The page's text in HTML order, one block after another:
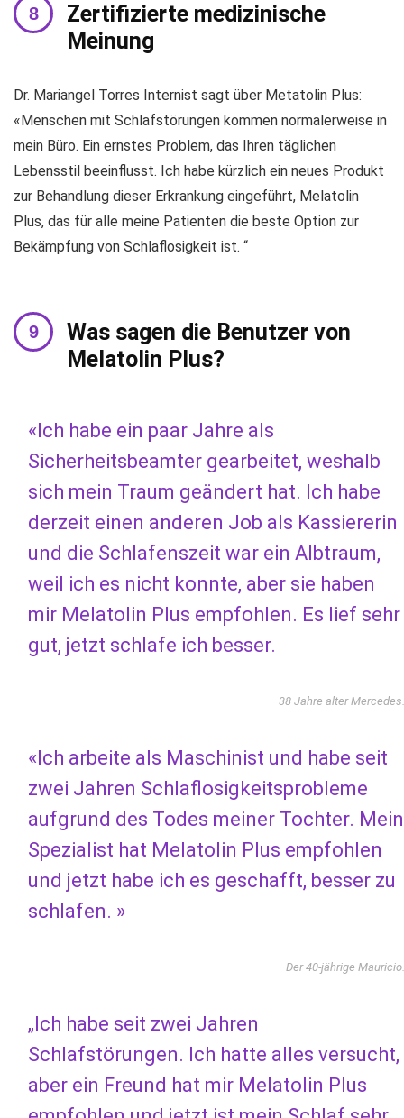
Zertifizierte medizinische
Meinung
Dr. Mariangel Torres Internist sagt über Metatolin Plus:
«Menschen mit Schlafstörungen kommen normalerweise in
mein Büro. Ein ernstes Problem, das Ihren täglichen
Lebensstil beeinflusst. Ich habe kürzlich ein neues Produkt
zur Behandlung dieser Erkrankung eingeführt, Melatolin
Plus, das für alle meine Patienten die beste Option zur
Bekämpfung von Schlaflosigkeit ist. “
Was sagen die Benutzer von
Melatolin Plus?
«Ich habe ein paar Jahre als
Sicherheitsbeamter gearbeitet, weshalb
sich mein Traum geändert hat. Ich habe
derzeit einen anderen Job als Kassiererin
und die Schlafenszeit war ein Albtraum,
weil ich es nicht konnte, aber sie haben
mir Melatolin Plus empfohlen. Es lief sehr
gut, jetzt schlafe ich besser.
38 Jahre alter Mercedes.
«Ich arbeite als Maschinist und habe seit
zwei Jahren Schlaflosigkeitsprobleme
aufgrund des Todes meiner Tochter. Mein
Spezialist hat Melatolin Plus empfohlen
und jetzt habe ich es geschafft, besser zu
schlafen. »
Der 40-jährige Mauricio.
„Ich habe seit zwei Jahren
Schlafstörungen. Ich hatte alles versucht,
aber ein Freund hat mir Melatolin Plus